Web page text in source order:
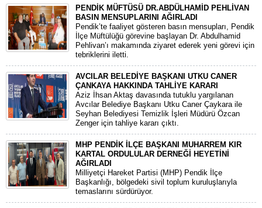
PENDİK MÜFTÜSÜ DR.ABDÜLHAMİD PEHLİVAN
BASIN MENSUPLARINI AĞIRLADI
​Pendik’te faaliyet gösteren basın mensupları, Pendik
İlçe Müftülüğü görevine başlayan Dr. Abdulhamid
Pehlivan’ı makamında ziyaret ederek yeni görevi için
tebriklerini iletti.
AVCILAR BELEDİYE BAŞKANI UTKU CANER
ÇANKAYA HAKKINDA TAHLİYE KARARI
​Aziz İhsan Aktaş davasında tutuklu yargılanan
Avcılar Belediye Başkanı Utku Caner Çaykara ile
Seyhan Belediyesi Temizlik İşleri Müdürü Özcan
Zenger için tahliye kararı çıktı.
MHP PENDİK İLÇE BAŞKANI MUHARREM KIR
KARTAL ORDULULAR DERNEĞİ HEYETİNİ
AĞIRLADI
​Milliyetçi Hareket Partisi (MHP) Pendik İlçe
Başkanlığı, bölgedeki sivil toplum kuruluşlarıyla
temaslarını sürdürüyor.